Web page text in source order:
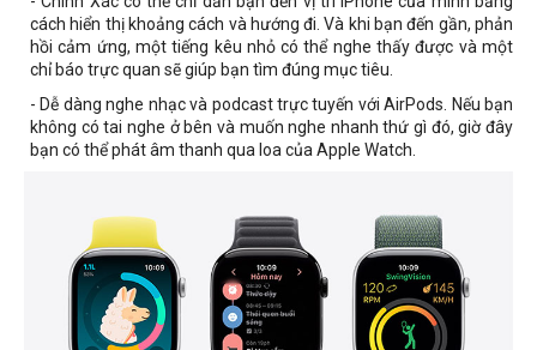
cách hiển thị khoảng cách và hướng đi. Và khi bạn đến gần, phản
hồi cảm ứng, một tiếng kêu nhỏ có thể nghe thấy được và một
chỉ báo trực quan sẽ giúp bạn tìm đúng mục tiêu.
- Dễ dàng nghe nhạc và podcast trực tuyến với AirPods. Nếu bạn
không có tai nghe ở bên và muốn nghe nhanh thứ gì đó, giờ đây
bạn có thể phát âm thanh qua loa của Apple Watch.